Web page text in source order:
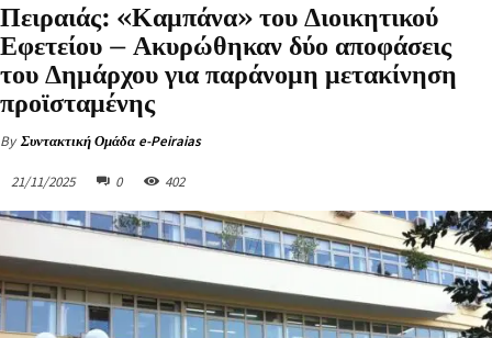
Πειραιάς: «Καμπάνα» του Διοικητικού
Εφετείου – Ακυρώθηκαν δύο αποφάσεις
του Δημάρχου για παράνομη μετακίνηση
προϊσταμένης
By Συντακτική Ομάδα e-Peiraias
21/11/2025 0 402